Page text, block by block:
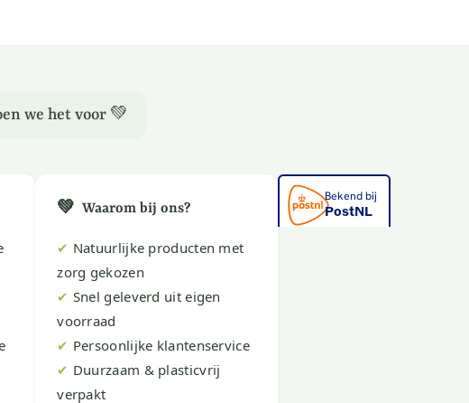
we het voor 💚
💚 Waarom bij ons?
✔ Natuurlijke producten met
zorg gekozen
✔ Snel geleverd uit eigen
voorraad
✔ Persoonlijke klantenservice
✔ Duurzaam & plasticvrij
verpakt